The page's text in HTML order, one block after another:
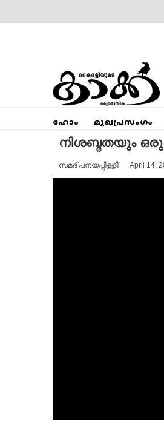
Mumbai Kaakka
ഹോം മുഖപ്രസംഗം
നിശബ്ദതയും
സമദ് പനയപ്പിള്ളി April 14,